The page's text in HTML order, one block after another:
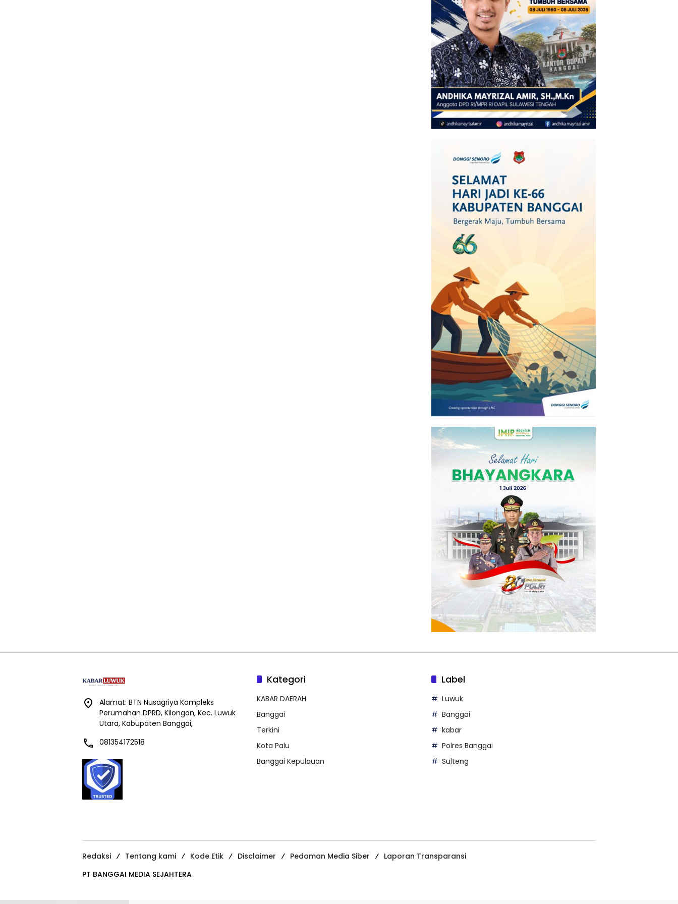
Alamat: BTN Nusagriya Kompleks
Perumahan DPRD, Kilongan, Kec. Luwuk
Utara, Kabupaten Banggai,
081354172518
Kategori
KABAR DAERAH
Banggai
Terkini
Kota Palu
Banggai Kepulauan
Label
Luwuk
Banggai
kabar
Polres Banggai
Sulteng
Redaksi Tentang kami Kode Etik Disclaimer Pedoman Media Siber
Laporan Transparansi
PT BANGGAI MEDIA SEJAHTERA